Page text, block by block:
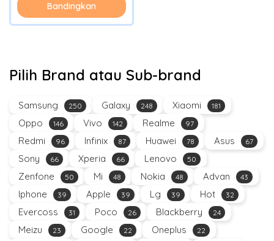
Bandingkan
Pilih Brand atau Sub-brand
Samsung 250 Galaxy 248 Xiaomi 181
Oppo 146 Vivo 142 Realme 97
Redmi 96 Infinix 87 Huawei 78 Asus 67
Sony 66 Xperia 66 Lenovo 50
Zenfone 50 Mi 48 Nokia 48 Advan 43
Iphone 39 Apple 39 Lg 39 Hot 32
Evercoss 31 Poco 26 Blackberry 24
Meizu 23 Google 22 Oneplus 22